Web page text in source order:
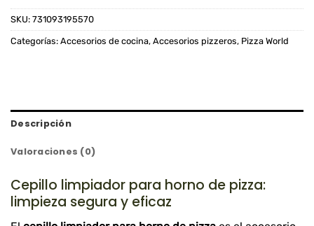
SKU: 731093195570
Categorías: Accesorios de cocina, Accesorios pizzeros, Pizza World
Descripción
Valoraciones (0)
Cepillo limpiador para horno de pizza:
limpieza segura y eficaz